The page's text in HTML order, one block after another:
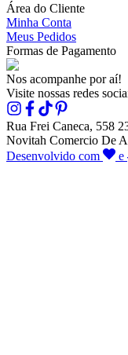
Área do Cliente
Minha Conta
Meus Pedidos
Formas de Pagamento
Nos acompanhe por aí!
Visite nossas redes
Rua Frei Caneca, 558
Novitah Comercio De
Desenvolvido com
e